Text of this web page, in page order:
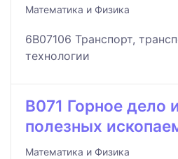
Математика и Физика
6B07106 Транспорт,
технологии
B071 Горное дело
полезных
Математика и Физика